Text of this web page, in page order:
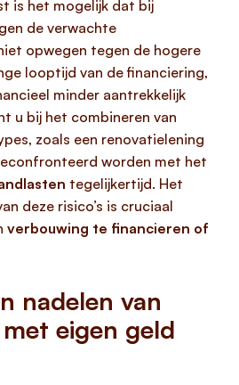
is het mogelijk dat bij
de verwachte
opwegen tegen de hogere
looptijd van de financiering,
minder aantrekkelijk
u bij het combineren van
zoals een renovatielening
worden met het
tegelijkertijd. Het
deze risico’s is cruciaal
verbouwing te financieren of
nadelen van
eigen geld